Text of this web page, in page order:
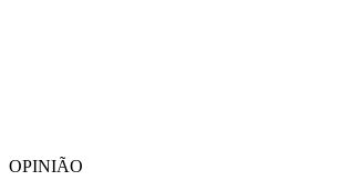
OPINIÃO